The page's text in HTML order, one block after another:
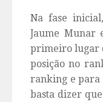
Na fase
Jaume Munar
primeiro lugar
posição no
ranking e para
basta dizer